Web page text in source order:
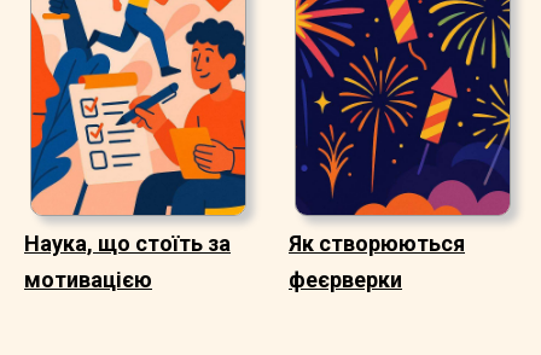
Наука, що стоїть за
мотивацією
Як створюються
феєрверки